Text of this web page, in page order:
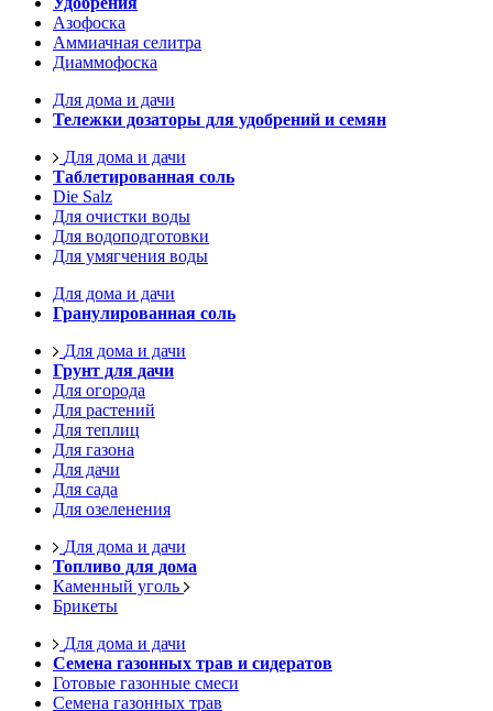
Азофоска
Аммиачная селитра
Диаммофоска
Для дома и дачи
Тележки дозаторы для удобрений и семян
Для дома и дачи
Таблетированная соль
Die Salz
Для очистки воды
Для водоподготовки
Для умягчения воды
Для дома и дачи
Гранулированная соль
Для дома и дачи
Грунт для дачи
Для огорода
Для растений
Для теплиц
Для газона
Для дачи
Для сада
Для озеленения
Для дома и дачи
Топливо для дома
Каменный уголь
Брикеты
Для дома и дачи
Семена газонных трав и сидератов
Готовые газонные смеси
Семена газонных трав